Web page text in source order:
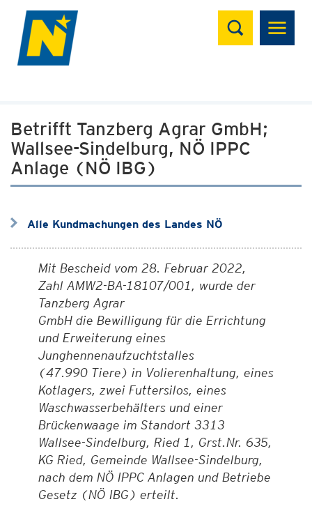
Suchen
Betrifft Tanzberg Agrar GmbH;
Wallsee-Sindelburg, NÖ IPPC
Anlage (NÖ IBG)
Alle Kundmachungen des Landes NÖ
Mit Bescheid vom 28. Februar 2022,
Zahl AMW2-BA-18107/001, wurde der
Tanzberg Agrar
GmbH die Bewilligung für die Errichtung
und Erweiterung eines
Junghennenaufzuchtstalles
(47.990 Tiere) in Volierenhaltung, eines
Kotlagers, zwei Futtersilos, eines
Waschwasserbehälters und einer
Brückenwaage im Standort 3313
Wallsee-Sindelburg, Ried 1, Grst.Nr. 635,
KG Ried, Gemeinde Wallsee-Sindelburg,
nach dem NÖ IPPC Anlagen und Betriebe
Gesetz (NÖ IBG) erteilt.